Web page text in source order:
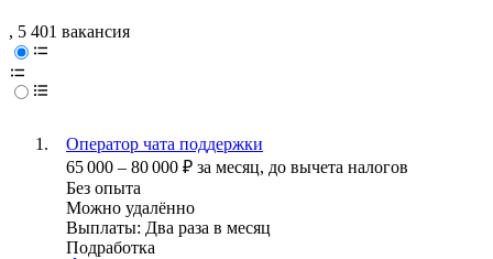
, 5 401 вакансия
Оператор чата поддержки
65 000 – 80 000 ₽ за месяц, до вычета налогов
Без опыта
Можно удалённо
Выплаты: Два раза в месяц
Подработка